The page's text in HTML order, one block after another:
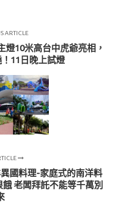
ARTICLE
燈10米高台中虎爺亮相，
11日晚上試燈
國料理-家庭式的南洋料
老闆拜託不能等千萬別